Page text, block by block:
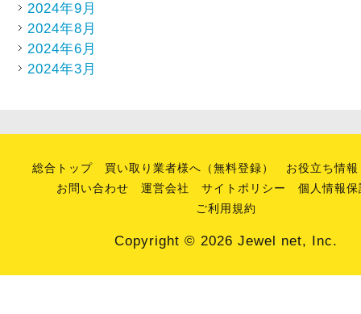
2024年9月
2024年8月
2024年6月
2024年3月
総合トップ 買い取り業者様へ（無料登録）
お役立ち情報
お問い合わせ
運営会社 サイトポリシー
個人情報
ご利用規約
Copyright © 2026 Jewel net, Inc.